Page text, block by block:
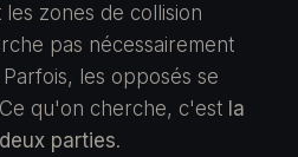
zones de collision
pas nécessairement
les opposés se
qu'on cherche, c'est la
parties.